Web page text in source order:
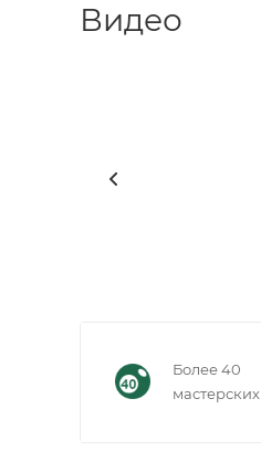
Видео
Более 40
мастерских